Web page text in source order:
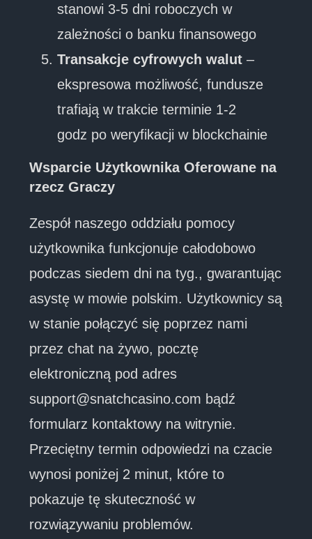
stanowi 3-5 dni roboczych w
zależności o banku finansowego
Transakcje cyfrowych walut –
ekspresowa możliwość, fundusze
trafiają w trakcie terminie 1-2
godz po weryfikacji w blockchainie
Wsparcie Użytkownika Oferowane na
rzecz Graczy
Zespół naszego oddziału pomocy
użytkownika funkcjonuje całodobowo
podczas siedem dni na tyg., gwarantując
asystę w mowie polskim. Użytkownicy są
w stanie połączyć się poprzez nami
przez chat na żywo, pocztę
elektroniczną pod adres
support@snatchcasino.com bądź
formularz kontaktowy na witrynie.
Przeciętny termin odpowiedzi na czacie
wynosi poniżej 2 minut, które to
pokazuje tę skuteczność w
rozwiązywaniu problemów.